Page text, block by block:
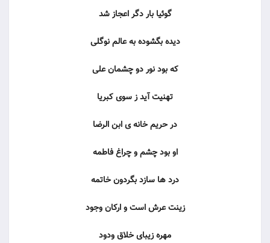
گوئیا بار دگر اعجاز شد
دیده بگشوده به عالم نوگلی
که بود نور دو چشمان علی
تهنیت آید ز سوی کبریا
در حریم خانه ی ابن الرضا
او بود چشم و چراغ فاطمه
درد ها سازد بگردون خاتمه
زینت عرش است و ارکان وجود
مهره زیبای خلاق ودود